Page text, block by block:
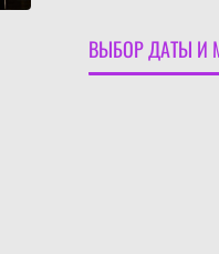
ВЫБОР ДАТЫ И